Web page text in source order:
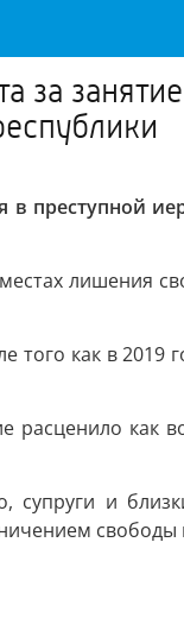
за
в преступной
лишения
как в 2019
расценило как
супруги и
свободы